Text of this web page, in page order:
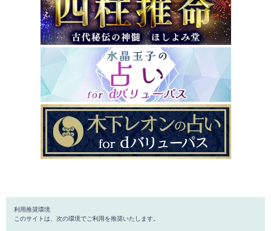
利用推奨環境
このサイトは、次の環境でご利用を推奨いたします。